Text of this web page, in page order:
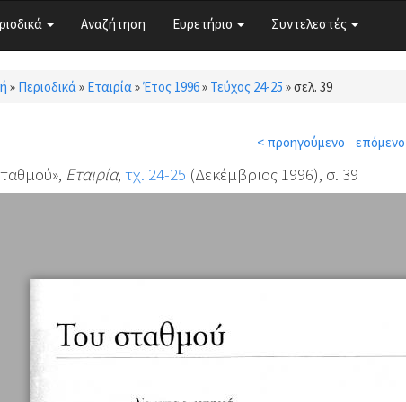
Αναζήτηση Ευρετήριο Συντελεστές
εδώ
» Περιοδικά» Εταιρία»Έτος 1996» Τεύχος 24-25 »σελ. 39
< προηγούμενο
Εταιρία, τχ. 24-25 (Δεκέμβριος 1996), σ. 39